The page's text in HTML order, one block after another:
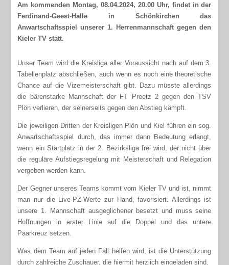
Am kommenden Montag, 08.04.2024, 20.00 Uhr, findet in der
Ferdinand-Geest-Halle in Schönkirchen das
Anwartschaftsspiel unserer 1. Herrenmannschaft gegen den
Kieler TV statt.
Unser Team wird die Kreisliga aller Voraussicht nach auf dem 3.
Tabellenplatz abschließen, auch wenn es noch eine theoretische
Chance auf die Vizemeisterschaft gibt. Dazu müsste allerdings
die bärenstarke Mannschaft der FT Preetz 2 gegen den TSV
Plön verlieren, der seinerseits gegen den Abstieg kämpft.
Die jeweiligen Dritten der Kreisligen Plön und Kiel führen ein sog.
Anwartschaftsspiel durch, das immer dann Bedeutung erlangt,
wenn ein Startplatz in der 2. Bezirksliga frei wird, der nicht über
die reguläre Aufstiegsregelung mit Meisterschaft und Relegation
vergeben werden kann.
Der Gegner unseres Teams kommt vom Kieler TV und ist, nimmt
man nur die Live-PZ-Werte zur Hand, favorisiert. Allerdings ist
unsere 1. Mannschaft ausgeglichener besetzt und muss seine
Hoffnungen in erster Linie auf die Doppel und das untere
Paarkreuz setzen.
Was dem Team auf jeden Fall helfen wird, ist die Unterstützung
durch zahlreiche Zuschauer, die hiermit herzlich eingeladen sind.